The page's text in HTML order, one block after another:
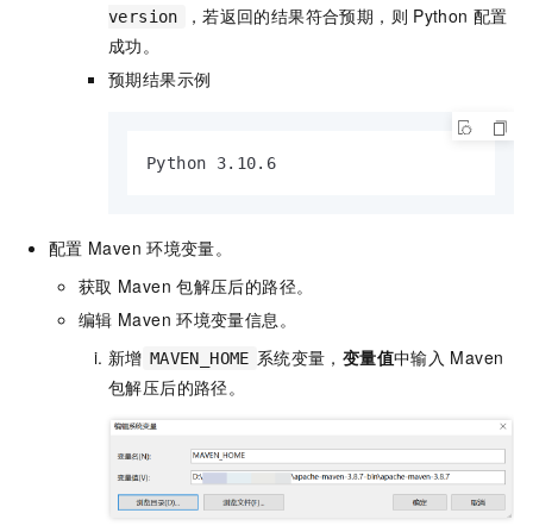
version
，若返回的结果符合预期，则 Python 配置
成功。
预期结果示例
Python 3.10.6
配置 Maven 环境变量。
获取 Maven 包解压后的路径。
编辑 Maven 环境变量信息。
新增 MAVEN_HOME 系统变量， 变量值中输入 Maven
包解压后的路径。